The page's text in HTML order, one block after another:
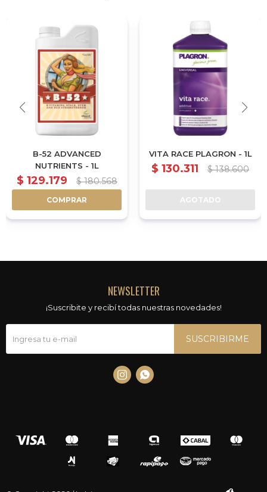
B-52 ADVANCED
NUTRIENTS - 1L
$ 129.179 $ 180.568
COMPRAR
VITA RACE PLAGRON - 1L
$ 130.311 $ 138.600
AGOTADO
NEWSLETTER
¡Suscribite y recibí todas nuestras novedades!
SUSCRIBIRME
 